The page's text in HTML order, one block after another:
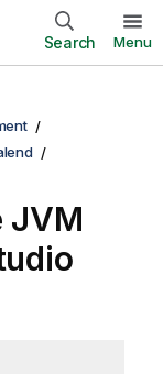
Search Menu
JVM